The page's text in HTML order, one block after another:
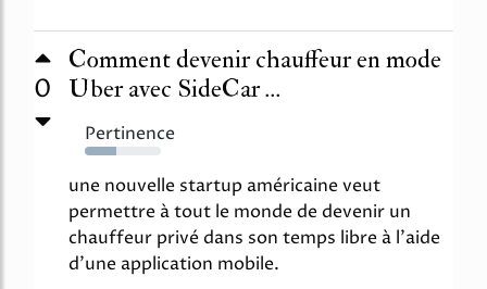
0
Comment devenir chauffeur en mode
Uber avec SideCar ...
Pertinence
41%
une nouvelle startup américaine veut
permettre à tout le monde de devenir un
chauffeur privé dans son temps libre à l'aide
d'une application mobile.